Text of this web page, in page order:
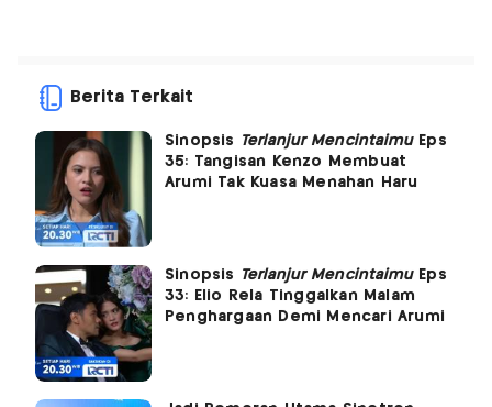
Berita Terkait
Sinopsis Terlanjur MencintaimuEps
35: Tangisan Kenzo Membuat
Arumi Tak Kuasa Menahan Haru
Sinopsis Terlanjur MencintaimuEps
33: Elio Rela Tinggalkan Malam
Penghargaan Demi Mencari Arumi